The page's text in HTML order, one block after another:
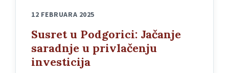
12 FEBRUARA 2025
Susret u Podgorici: Jačanje
saradnje u privlačenju
investicija